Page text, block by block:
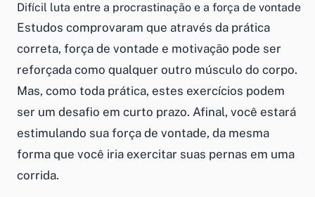
Difícil luta entre a procrastinação e a força de vontade
Estudos comprovaram que através da prática
correta, força de vontade e motivação pode ser
reforçada como qualquer outro músculo do corpo.
Mas, como toda prática, estes exercícios podem
ser um desafio em curto prazo. Afinal, você estará
estimulando sua força de vontade, da mesma
forma que você iria exercitar suas pernas em uma
corrida.